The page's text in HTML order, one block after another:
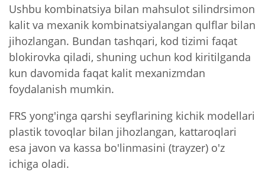
Ushbu kombinatsiya bilan mahsulot silindrsimon
kalit va mexanik kombinatsiyalangan qulflar bilan
jihozlangan. Bundan tashqari, kod tizimi faqat
blokirovka qiladi, shuning uchun kod kiritilganda
kun davomida faqat kalit mexanizmdan
foydalanish mumkin.
FRS yong'inga qarshi seyflarining kichik modellari
plastik tovoqlar bilan jihozlangan, kattaroqlari
esa javon va kassa bo'linmasini (trayzer) o'z
ichiga oladi.